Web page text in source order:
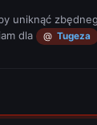
uniknąć
dla
@ Tugeza